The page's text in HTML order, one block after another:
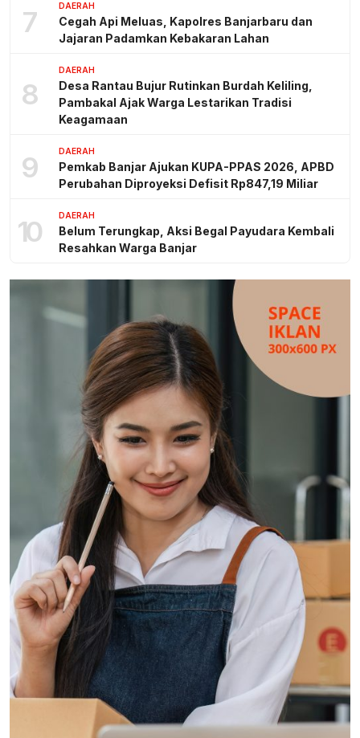
7 DAERAH
Cegah Api Meluas, Kapolres Banjarbaru dan
Jajaran Padamkan Kebakaran Lahan
8
DAERAH
Desa Rantau Bujur Rutinkan Burdah Keliling,
Pambakal Ajak Warga Lestarikan Tradisi
Keagamaan
9 DAERAH
Pemkab Banjar Ajukan KUPA-PPAS 2026, APBD
Perubahan Diproyeksi Defisit Rp847,19 Miliar
10 DAERAH
Belum Terungkap, Aksi Begal Payudara Kembali
Resahkan Warga Banjar